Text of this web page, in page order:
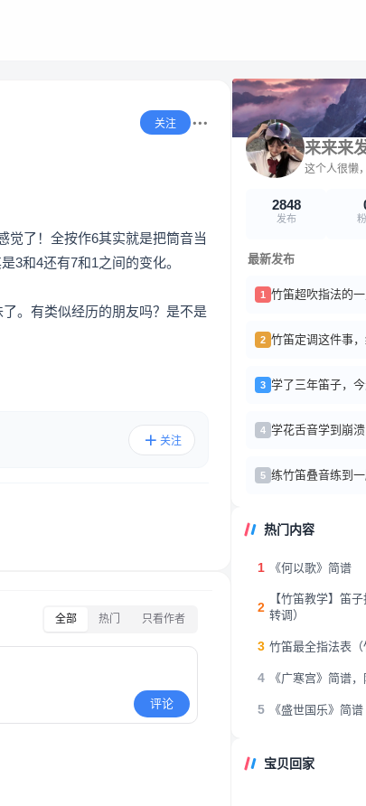
关注
觉了！全按作6其实就是把筒音当
3和4还有7和1之间的变化。
。有类似经历的朋友吗？是不是
关注
全部 热门 只看作者
评论
来来来
这个人很懒
2848
发布
最新发布
1
2
3
4
5
热门内容
1 《何以歌》简谱
2
【竹笛教学】笛
转调）
3 竹笛最全指法表（
4 《广寒宫》简谱
5 《盛世国乐》简谱
宝贝回家